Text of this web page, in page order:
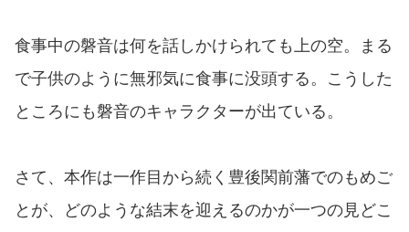
食事中の磐音は何を話しかけられても上の空。まる
で子供のように無邪気に食事に没頭する。こうした
ところにも磐音のキャラクターが出ている。
さて、本作は一作目から続く豊後関前藩でのもめご
とが、どのような結末を迎えるのかが一つの見どこ